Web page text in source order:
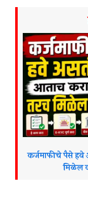
कर्जमाफीचे पैसे हवे
मिळेल